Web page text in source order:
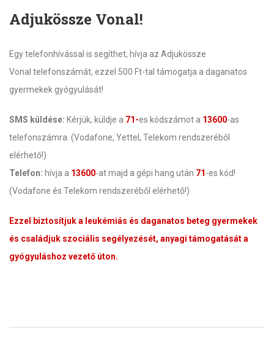
Adjukössze Vonal!
Egy telefonhívással is segíthet, hívja az Adjukössze
Vonal telefonszámát, ezzel 500 Ft-tal támogatja a daganatos
gyermekek gyógyulását!
SMS küldése: Kérjük, küldje a 71-es kódszámot a 13600-as
telefonszámra. (Vodafone, Yettel, Telekom rendszeréből
elérhető!)
Telefon: hívja a 13600-at majd a gépi hang után 71-es kód!
(Vodafone és Telekom rendszeréből elérhető!)
Ezzel biztosítjuk a leukémiás és daganatos beteg gyermekek
és családjuk szociális segélyezését, anyagi támogatását a
gyógyuláshoz vezető úton.